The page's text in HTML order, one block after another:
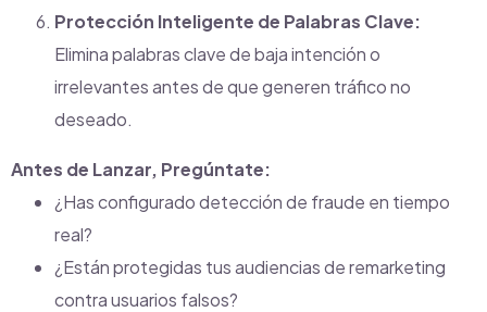
Protección Inteligente de Palabras Clave:
Elimina palabras clave de baja intención o
irrelevantes antes de que generen tráfico no
deseado.
Antes de Lanzar, Pregúntate:
¿Has configurado detección de fraude en tiempo
real?
¿Están protegidas tus audiencias de remarketing
contra usuarios falsos?